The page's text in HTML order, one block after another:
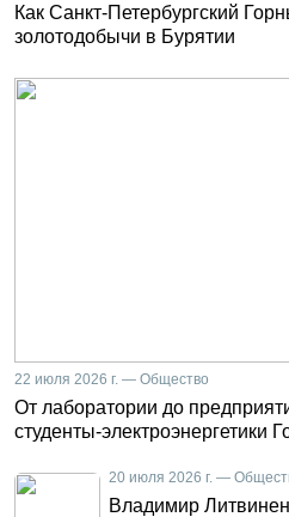
Как Санкт-Петербургский
золотодобычи в Бурятии
22 июля 2026 г. — Общество
От лаборатории до
студенты-электроэнергетики
20 июля 2026 г. —
Владимир